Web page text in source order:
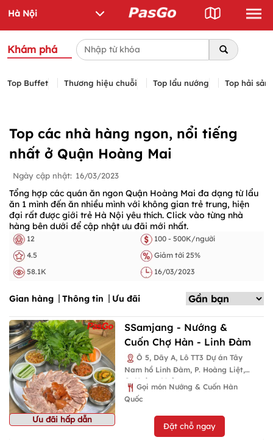
Khám phá
Top Buffet Thương hiệu chuỗi Top lẩu nướng Top hải sản
Top các nhà hàng ngon, nổi tiếng
nhất ở Quận Hoàng Mai
Ngày cập nhật: 16/03/2023
Tổng hợp các quán ăn ngon Quận Hoàng Mai đa dạng từ lẩu
ăn 1 mình đến ăn nhiều mình với không gian trẻ trung, hiện
đại rất được giới trẻ Hà Nội yêu thích. Click vào từng nhà
hàng bên dưới để cập nhật ưu đãi mới nhất.
12
100 - 500K/người
4.5
Giảm tới 25%
58.1K
16/03/2023
Gian hàng Thông tin Ưu đãi
Ưu đãi hấp dẫn
SSamjang - Nướng &
Cuốn Chợ Hàn - Linh Đàm
Ô 5, Dãy A, Lô TT3 Dự án Tây
Nam hồ Linh Đàm, P. Hoàng Liệt,
Q. Hoàng Mai
Gọi món Nướng & Cuốn Hàn
Quốc
Đặt chỗ ngay